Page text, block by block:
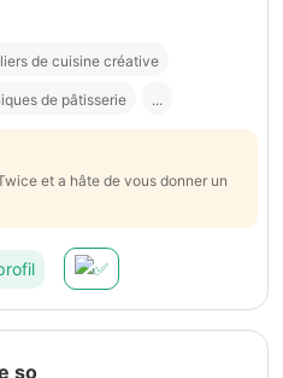
de cuisine créative
de pâtisserie ...
et a hâte de vous donner un
so